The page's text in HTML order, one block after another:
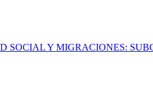
SOCIAL Y MIGRACIONES: